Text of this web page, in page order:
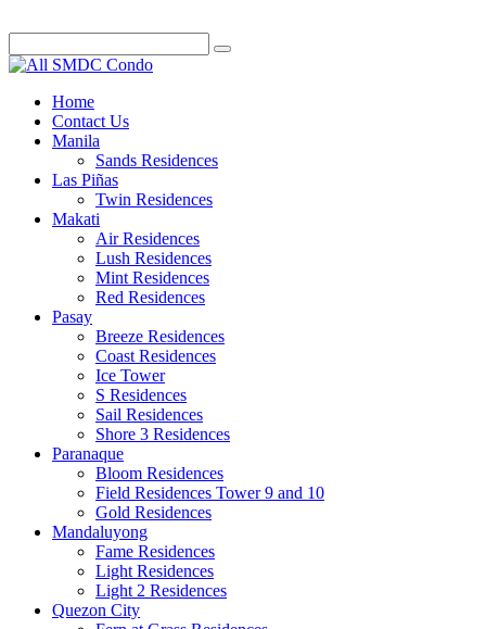
Home
Contact Us
Manila
Sands Residences
Las Piñas
Twin Residences
Makati
Air Residences
Lush Residences
Mint Residences
Red Residences
Pasay
Breeze Residences
Coast Residences
Ice Tower
S Residences
Sail Residences
Shore 3 Residences
Paranaque
Bloom Residences
Field Residences Tower 9 and 10
Gold Residences
Mandaluyong
Fame Residences
Light Residences
Light 2 Residences
Quezon City